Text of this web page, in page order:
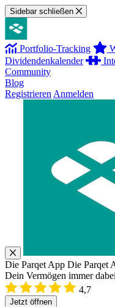
Sidebar schließen
Portfolio-Tracking
Dividendenkalender
Community
Blog
Registrieren Anmelden
Die Parqet App Die Parqet
Dein Vermögen immer dabei
4,7
Jetzt öffnen